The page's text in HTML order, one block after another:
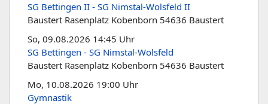
SG Bettingen II - SG Nimstal-Wolsfeld II
Baustert Rasenplatz Kobenborn 54636 Baustert
So, 09.08.2026 14:45 Uhr
SG Bettingen - SG Nimstal-Wolsfeld
Baustert Rasenplatz Kobenborn 54636 Baustert
Mo, 10.08.2026 19:00 Uhr
Gymnastik